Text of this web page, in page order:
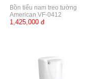
Bồn tiểu nam treo tường
American VF-0412
1,425,000 đ